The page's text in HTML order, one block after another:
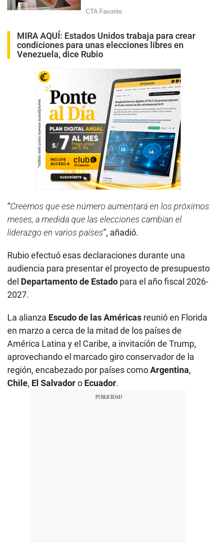
MIRA AQUÍ: Estados Unidos trabaja para crear
condiciones para unas elecciones libres en
Venezuela, dice Rubio
“Creemos que ese número aumentará en los próximos
meses, a medida que las elecciones cambian el
liderazgo en varios países”, añadió.
Rubio efectuó esas declaraciones durante una
audiencia para presentar el proyecto de presupuesto
del Departamento de Estado para el año fiscal 2026-
2027.
La alianza Escudo de las Américas reunió en Florida
en marzo a cerca de la mitad de los países de
América Latina y el Caribe, a invitación de Trump,
aprovechando el marcado giro conservador de la
región, encabezado por países comoArgentina,
Chile, El Salvadoro Ecuador.